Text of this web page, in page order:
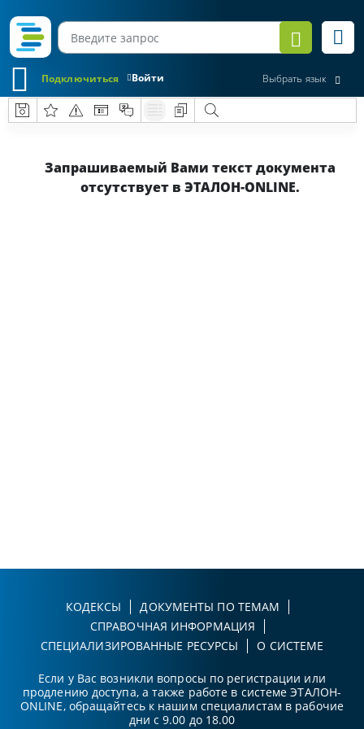
Войти
Подключиться Выбрать язык
Запрашиваемый Вами текст документа
отсутствует в ЭТАЛОН-ONLINE.
КОДЕКСЫ
ДОКУМЕНТЫ ПО ТЕМАМ
СПРАВОЧНАЯ ИНФОРМАЦИЯ
СПЕЦИАЛИЗИРОВАННЫЕ РЕСУРСЫ
О СИСТЕМЕ
Если у Вас возникли вопросы по регистрации или
продлению доступа, а также работе в системе ЭТАЛОН-
ONLINE, обращайтесь к нашим специалистам в рабочие
дни с 9.00 до 18.00